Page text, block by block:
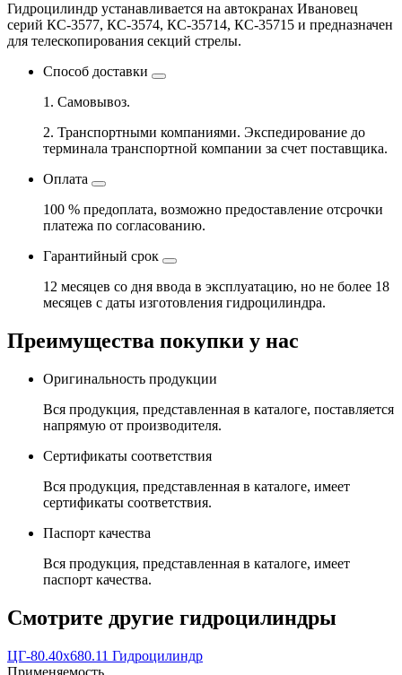
Гидроцилиндр устанавливается на автокранах Ивановец
серий КС-3577, КС-3574, КС-35714, КС-35715 и предназначен
для телескопирования секций стрелы.
Способ доставки
1. Самовывоз.
2. Транспортными компаниями. Экспедирование до
терминала транспортной компании за счет поставщика.
Оплата
100 % предоплата, возможно предоставление отсрочки
платежа по согласованию.
Гарантийный срок
12 месяцев со дня ввода в эксплуатацию, но не более 18
месяцев с даты изготовления гидроцилиндра.
Преимущества покупки у нас
Оригинальность продукции
Вся продукция, представленная в каталоге, поставляется
напрямую от производителя.
Сертификаты соответствия
Вся продукция, представленная в каталоге, имеет
сертификаты соответствия.
Паспорт качества
Вся продукция, представленная в каталоге, имеет
паспорт качества.
Смотрите другие гидроцилиндры
ЦГ-80.40х680.11 Гидроцилиндр
Применяемость